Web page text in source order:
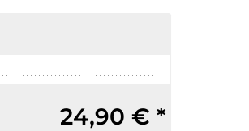
24,90 € *